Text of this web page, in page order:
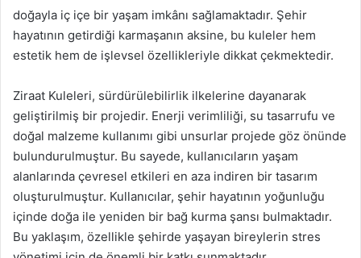
doğayla iç içe bir yaşam imkânı sağlamaktadır. Şehir
hayatının getirdiği karmaşanın aksine, bu kuleler hem
estetik hem de işlevsel özellikleriyle dikkat çekmektedir.
Ziraat Kuleleri, sürdürülebilirlik ilkelerine dayanarak
geliştirilmiş bir projedir. Enerji verimliliği, su tasarrufu ve
doğal malzeme kullanımı gibi unsurlar projede göz önünde
bulundurulmuştur. Bu sayede, kullanıcıların yaşam
alanlarında çevresel etkileri en aza indiren bir tasarım
oluşturulmuştur. Kullanıcılar, şehir hayatının yoğunluğu
içinde doğa ile yeniden bir bağ kurma şansı bulmaktadır.
Bu yaklaşım, özellikle şehirde yaşayan bireylerin stres